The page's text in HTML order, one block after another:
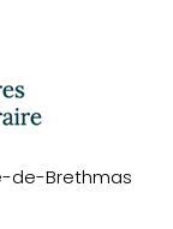
de-Brethmas